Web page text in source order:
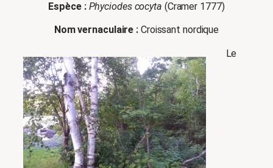
Espèce : Phyciodes cocyta (Cramer 1777)
Nom vernaculaire : Croissant nordique
Le